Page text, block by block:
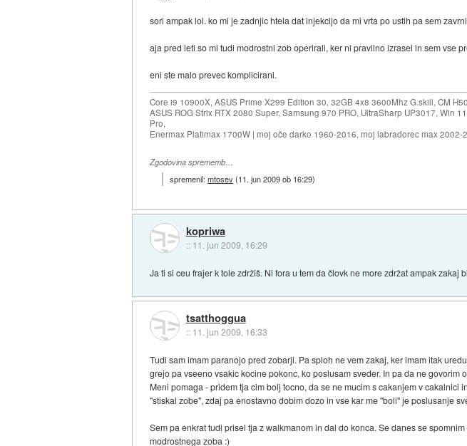
sori ampak lol. ko mi je zadnjic htela dat injekcijo da mi vrta po ustih pa sem
aja pred leti so mi tudi modrostni zob operirali, ker ni pravilno izrasel in sem vse
eni ste malo prevec komplicirani.
Core i9 10900X, ASUS Prime X299 Edition 30, 32GB 4x8 3600Mhz G.skill, CM
ASUS ROG Strix RTX 2080 Super, Samsung 970 PRO, UltraSharp UP3017, Win 11
Pro,
Enermax Platimax 1700W | moj oče darko 1960-2016, moj labradorec max 2002-
Zgodovina sprememb…
spremenil:mtosev(11. jun 2009 ob 16:29)
kopriwa
:: 11. jun 2009, 16:29
Ja ti si ceu frajer k tole zdržiš. Ni fora u tem da človk ne more zdržat ampak zakaj
tsatthoggua
:: 11. jun 2009, 16:33
Tudi sam imam paranojo pred zobarji. Pa sploh ne vem zakaj, ker imam itak
grejo pa vseeno vsakic kocine pokonc, ko poslusam sveder. In pa da ne govorim
Meni pomaga - pridem tja cim bolj tocno, da se ne mucim s cakanjem v
"stiskal zobe", zdaj pa enostavno dobim dozo in vse kar me "boli" je poslusanje
Sem pa enkrat tudi prisel tja z walkmanom in dal do konca. Se danes se
modrostnega zoba :)